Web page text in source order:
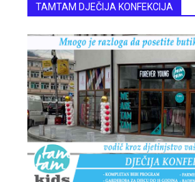
TAMTAM DJEČIJA KONFEKCIJA